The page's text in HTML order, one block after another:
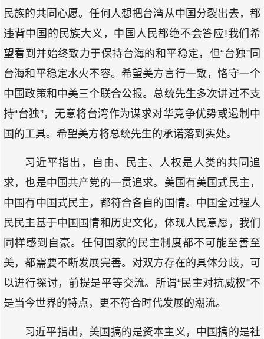
民族的共同心愿。任何人想把台湾从中国分裂出去，都
违背中国的民族大义，中国人民都绝不会答应!我们希
望看到并始终致力于保持台海的和平稳定，但“台独”同
台海和平稳定水火不容。希望美方言行一致，恪守一个
中国政策和中美三个联合公报。总统先生多次讲过不支
持“台独”，无意将台湾作为谋求对华竞争优势或遏制中
国的工具。希望美方将总统先生的承诺落到实处。
习近平指出，自由、民主、人权是人类的共同追
求，也是中国共产党的一贯追求。美国有美国式民主，
中国有中国式民主，都符合各自的国情。中国全过程人
民民主基于中国国情和历史文化，体现人民意愿，我们
同样感到自豪。任何国家的民主制度都不可能至善至
美，都需要不断发展完善。对双方存在的具体分歧，可
以进行探讨，前提是平等交流。所谓“民主对抗威权”不
是当今世界的特点，更不符合时代发展的潮流。
习近平指出，美国搞的是资本主义，中国搞的是社